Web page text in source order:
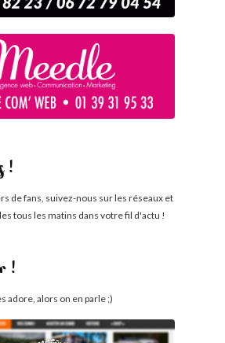
!
de fans, suivez-nous sur les réseaux et
tous les matins dans votre fil d'actu !
!
adore, alors on en parle ;)